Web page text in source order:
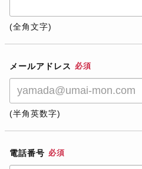
(全角文字)
メールアドレス 必須
(半角英数字)
電話番号 必須